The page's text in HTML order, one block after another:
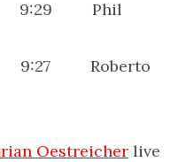
Phil
Roberto
Oestreicher live